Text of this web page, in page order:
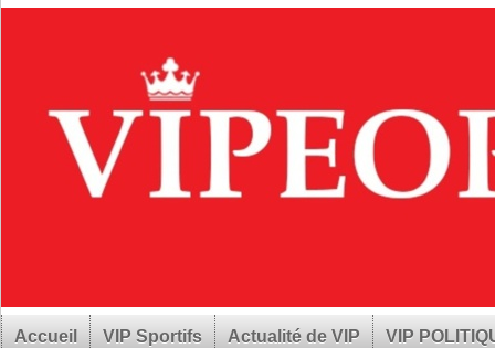
Accueil VIP Sportifs Actualité de VIP VIP